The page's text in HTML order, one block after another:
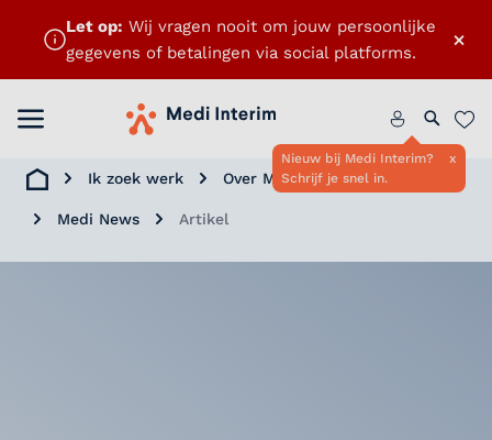
×
Let op: Wij vragen nooit om jouw persoonlijke
gegevens of betalingen via social platforms.
Menu openenHome
Nieuw bij Medi Interim?
Schrijf je snel in.
x
Zoeken
Home
Ik zoek werk Over Medi Interim
Medi News Artikel